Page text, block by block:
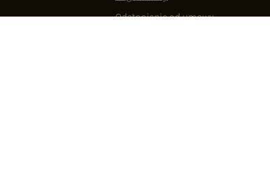
Odstąpienie od umowy